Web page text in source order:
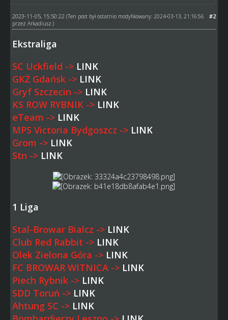
#2
2023-11-05, 15:50:22 (Ten post był ostatnio modyfikowany: 2024-03-13, 21:16:56
przez Arkadiusz.)
Ekstraliga
SC Uckfield -> LINK
GKŻ Gdańsk -> LINK
Gryf Szczecin -> LINK
KS ROW RYBNIK -> LINK
eTeam -> LINK
MPS Victoria Bydgoszcz -> LINK
Grom -> LINK
Stn -> LINK
1 Liga
Stal-Browar Bialcz -> LINK
Club Red Rabbit -> LINK
Olek Zielona Góra -> LINK
FC BROWAR WITNICA -> LINK
Piech Rybnik -> LINK
SDD Toruń -> LINK
Ahtung SC -> LINK